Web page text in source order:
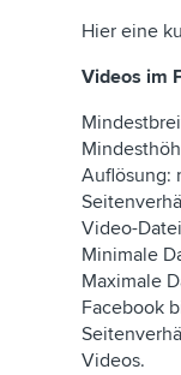
Hier eine
Videos im
Auflösung:
Video-
Minimale
Maximale
Facebook
Videos.